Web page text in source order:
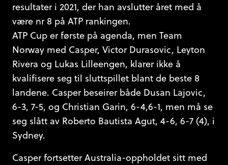
resultater i 2021, der han avslutter året med å
være nr 8 på ATP rankingen.
ATP Cup er første på agenda, men Team
Norway med Casper, Victor Durasovic, Leyton
Rivera og Lukas Lilleengen, klarer ikke å
kvalifisere seg til sluttspillet blant de beste 8
landene. Casper beseirer både Dusan Lajovic,
6-3, 7-5, og Christian Garin, 6-4,6-1, men må se
seg slått av Roberto Bautista Agut, 4-6, 6-7 (4), i
Sydney.
Casper fortsetter Australia-oppholdet sitt med